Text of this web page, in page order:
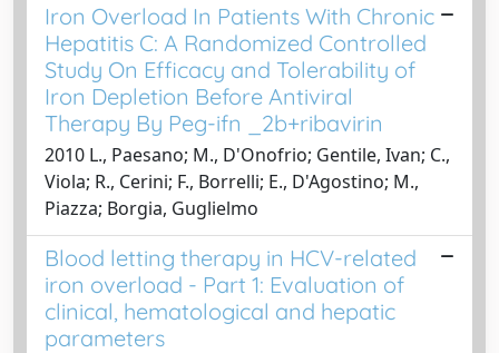
Iron Overload In Patients With Chronic
Hepatitis C: A Randomized Controlled
Study On Efficacy and Tolerability of
Iron Depletion Before Antiviral
Therapy By Peg-ifn _2b+ribavirin
2010 L., Paesano; M., D'Onofrio; Gentile, Ivan; C.,
Viola; R., Cerini; F., Borrelli; E., D'Agostino; M.,
Piazza; Borgia, Guglielmo
Blood letting therapy in HCV-related
iron overload - Part 1: Evaluation of
clinical, hematological and hepatic
parameters